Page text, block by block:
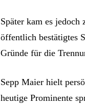
Später kam es
öffentlich bestätigtes
Gründe für die
Sepp Maier hielt
heutige Prominente